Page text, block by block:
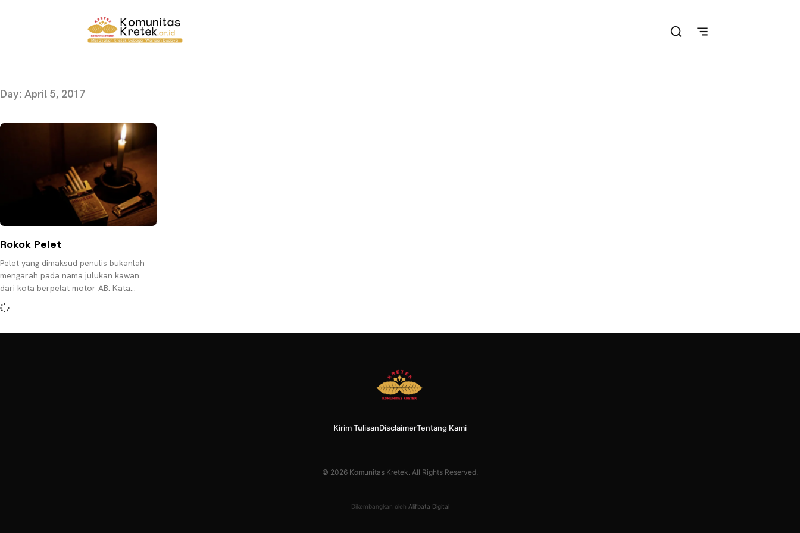
Day: April 5, 2017
Rokok Pelet
Pelet yang dimaksud penulis bukanlah
mengarah pada nama julukan kawan
dari kota berpelat motor AB. Kata
‘pelet’ sendiri di masyarakat Jawa
dikenal sebagai getah juga
Kirim TulisanDisclaimerTentang Kami
© 2026 Komunitas Kretek. All Rights Reserved.
Dikembangkan oleh Alifbata Digital